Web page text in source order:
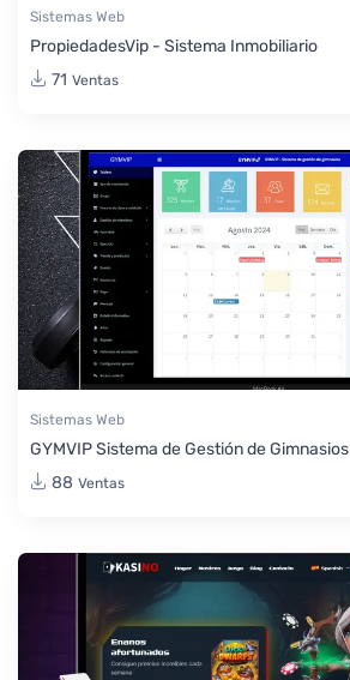
Sistemas Web
PropiedadesVip - Sistema Inmobiliario
71 Ventas
Sistemas Web
GYMVIP Sistema de Gestión de Gimnasios
88 Ventas